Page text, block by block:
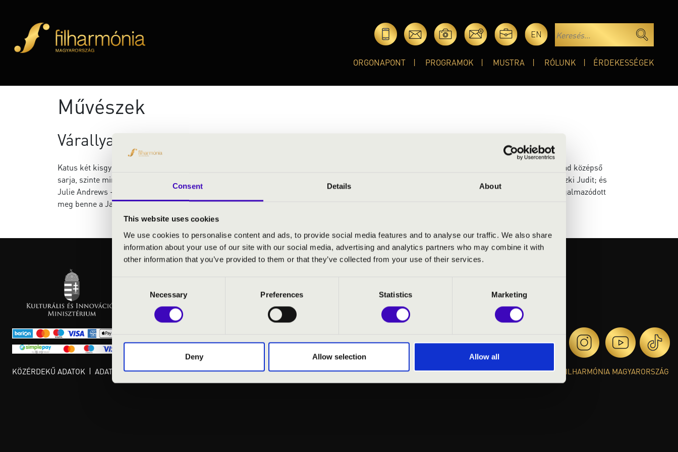
Consent Details About
This website uses cookies
We use cookies to personalise content and ads, to provide social media features and to analyse our traffic. We also share
information about your use of our site with our social media, advertising and analytics partners who may combine it with
other information that you’ve provided to them or that they’ve collected from your use of their services.
Necessary Preferences Statistics Marketing
Deny Allow selection Allow all
EN
ORGONAPONT PROGRAMOK MUSTRA RÓLUNK ÉRDEKESSÉGEK
Művészek
Várallyay Katus
Katus két kisgyermek és a Jazzation szülőanyja, népzenei tanulmányok után magyarból és drámapedagógiából diplomázott. Hétgyermekes család középső
sarja, szinte minden testvére és unokatestvére híres zenész Magyarországon. Kisgyermekként nagy példaképe volt énekesnő nagynénje, Andrejszki Judit; és
Julie Andrews - négyévesen naponta többször megnézte A muzsika hangját. Énekelt kórusban és világzenei formációban. Tizenkilenc évesen fogalmazódott
meg benne a Jazzation megalapításának gondolata, álmából pedig mostanra Magyarország első számú jazz-acappella együttese vált.
KÖZÉRDEKŰ ADATOK ADATVÉDELMI TÁJÉKOZTATÓ JOGI NYILATKOZAT © 2026 FILHARMÓNIA MAGYARORSZÁG